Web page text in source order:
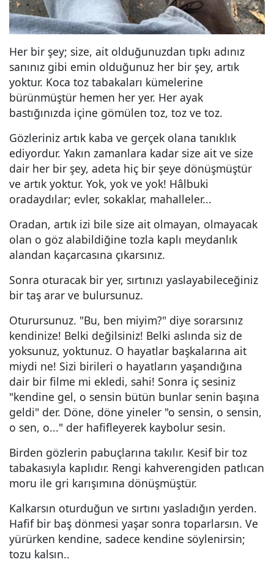
Her bir şey; size, ait olduğunuzdan tıpkı adınız
sanınız gibi emin olduğunuz her bir şey, artık
yoktur. Koca toz tabakaları kümelerine
bürünmüştür hemen her yer. Her ayak
bastığınızda içine gömülen toz, toz ve toz.
Gözleriniz artık kaba ve gerçek olana tanıklık
ediyordur. Yakın zamanlara kadar size ait ve size
dair her bir şey, adeta hiç bir şeye dönüşmüştür
ve artık yoktur. Yok, yok ve yok! Hâlbuki
oradaydılar; evler, sokaklar, mahalleler...
Oradan, artık izi bile size ait olmayan, olmayacak
olan o göz alabildiğine tozla kaplı meydanlık
alandan kaçarcasına çıkarsınız.
Sonra oturacak bir yer, sırtınızı yaslayabileceğiniz
bir taş arar ve bulursunuz.
Oturursunuz. "Bu, ben miyim?" diye sorarsınız
kendinize! Belki değilsiniz! Belki aslında siz de
yoksunuz, yoktunuz. O hayatlar başkalarına ait
miydi ne! Sizi birileri o hayatların yaşandığına
dair bir filme mi ekledi, sahi! Sonra iç sesiniz
"kendine gel, o sensin bütün bunlar senin başına
geldi" der. Döne, döne yineler "o sensin, o sensin,
o sen, o..." der hafifleyerek kaybolur sesin.
Birden gözlerin pabuçlarına takılır. Kesif bir toz
tabakasıyla kaplıdır. Rengi kahverengiden patlıcan
moru ile gri karışımına dönüşmüştür.
Kalkarsın oturduğun ve sırtını yasladığın yerden.
Hafif bir baş dönmesi yaşar sonra toparlarsın. Ve
yürürken kendine, sadece kendine söylenirsin;
tozu kalsın..